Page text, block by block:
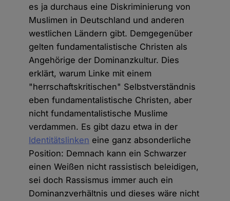
es ja durchaus eine Diskriminierung von
Muslimen in Deutschland und anderen
westlichen Ländern gibt. Demgegenüber
gelten fundamentalistische Christen als
Angehörige der Dominanzkultur. Dies
erklärt, warum Linke mit einem
"herrschaftskritischen" Selbstverständnis
eben fundamentalistische Christen, aber
nicht fundamentalistische Muslime
verdammen. Es gibt dazu etwa in der
Identitätslinken eine ganz absonderliche
Position: Demnach kann ein Schwarzer
einen Weißen nicht rassistisch beleidigen,
sei doch Rassismus immer auch ein
Dominanzverhältnis und dieses wäre nicht